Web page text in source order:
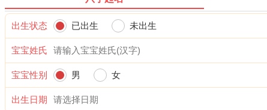
出生状态 已出生 未出生
宝宝姓氏
宝宝性别 男 女
出生日期